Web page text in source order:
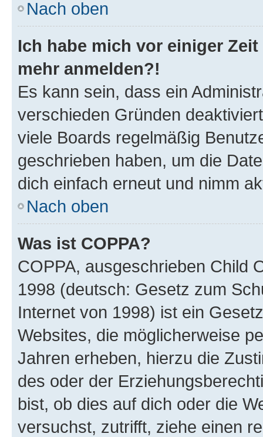
Nach oben
Ich habe mich vor einiger
mehr anmelden?!
Es kann sein, dass ein
verschieden Gründen
viele Boards regelmäßig
geschrieben haben, um die
dich einfach erneut und nimm
Nach oben
Was ist COPPA?
COPPA, ausgeschrieben Child
1998 (deutsch: Gesetz zum
Internet von 1998) ist ein
Websites, die möglicherweise
Jahren erheben, hierzu die
des oder der
bist, ob dies auf dich oder die
versuchst, zutrifft, ziehe einen